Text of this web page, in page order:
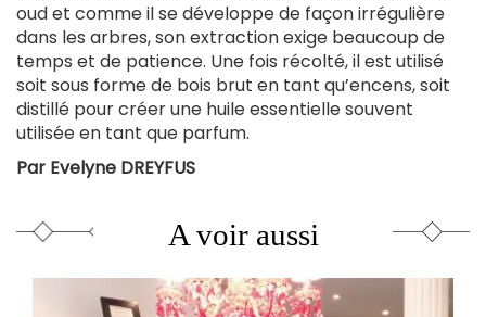
oud et comme il se développe de façon irrégulière
dans les arbres, son extraction exige beaucoup de
temps et de patience. Une fois récolté, il est utilisé
soit sous forme de bois brut en tant qu’encens, soit
distillé pour créer une huile essentielle souvent
utilisée en tant que parfum.
Par Evelyne DREYFUS
A voir aussi